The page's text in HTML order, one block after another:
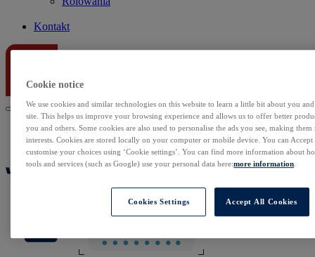
Kontakt
Cookie notice
We use cookies and similar technologies on this website to learn a little bit about you
site. This helps us improve your browsing experience and allows us to offer better
you and others. Some cookies are also used to personalise the ads you see, making
interests. Cookies are stored locally on your computer or mobile device. You can
customise your choices using ‘Cookie settings’. You can find more information about
tools and services (such as Google) use your personal data here:more information
Cookies Settings Accept All Cookies